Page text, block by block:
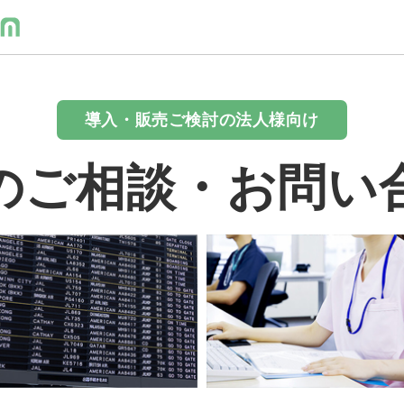
導入・販売ご検討の法人様向け
ご相談・お問い